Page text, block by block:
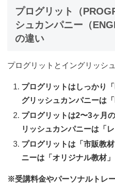
プログリット（
シュカンパニー（
の違い
プログリットとイングリッシ
プログリットはしっかり
グリッシュカンパニーは「
プログリットは2〜3ヶ月
リッシュカンパニーは「レ
プログリットは「市販教
ニーは「オリジナル教材」
※受講料金やパーソナルトレ